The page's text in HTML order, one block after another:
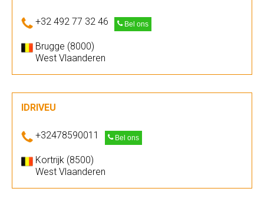
+32 492 77 32 46 Bel ons
Brugge (8000)
West Vlaanderen
IDRIVEU
+32478590011 Bel ons
Kortrijk (8500)
West Vlaanderen